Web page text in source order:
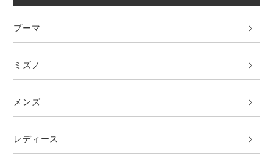
自重堂 ジードラゴン
JAWIN セロリー 大阪支店
ボンマックス サーヴォ
プーマ
ミズノ
メンズ
レディース